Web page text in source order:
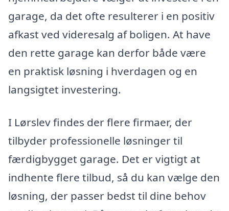
garage, da det ofte resulterer i en positiv
afkast ved videresalg af boligen. At have
den rette garage kan derfor både være
en praktisk løsning i hverdagen og en
langsigtet investering.
I Lørslev findes der flere firmaer, der
tilbyder professionelle løsninger til
færdigbygget garage. Det er vigtigt at
indhente flere tilbud, så du kan vælge den
løsning, der passer bedst til dine behov